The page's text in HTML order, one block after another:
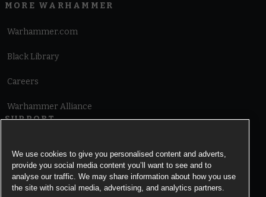
MORE WARHAMMER
Warhammer.com
Black Library
Careers
Warhammer Alliance
SUPPORT
Cookie Notice
We use cookies to give you personalised content and adverts,
provide you social media content you’ll want to see and to
analyse our traffic. We may share information about how you use
the site with social media, advertising, and analytics partners.